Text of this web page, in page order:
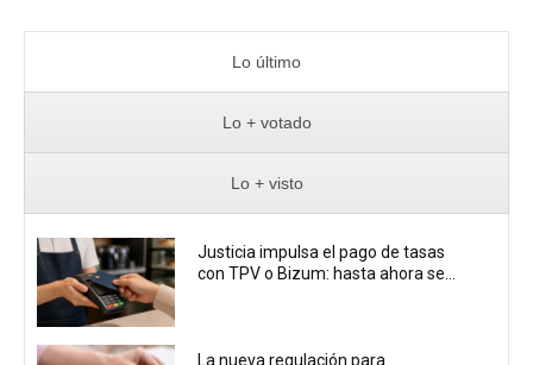
Lo último
Lo + votado
Lo + visto
Justicia impulsa el pago de tasas
con TPV o Bizum: hasta ahora se...
La nueva regulación para